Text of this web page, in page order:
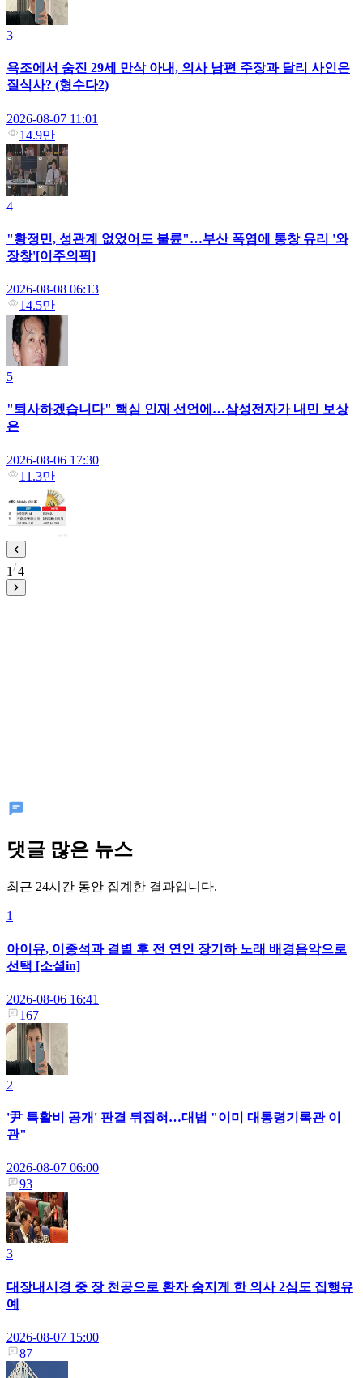
3
욕조에서 숨진 29세 만삭 아내, 의사 남편 주장과 달리 사인은
질식사? (형수다2)
2026-08-07 11:01
14.9만
4
"황정민, 성관계 없었어도 불륜"…부산 폭염에 통창 유리 '와
장창'[이주의픽]
2026-08-08 06:13
14.5만
5
"퇴사하겠습니다" 핵심 인재 선언에…삼성전자가 내민 보상
은
2026-08-06 17:30
11.3만
1 4
댓글 많은 뉴스
최근 24시간 동안 집계한 결과입니다.
1
아이유, 이종석과 결별 후 전 연인 장기하 노래 배경음악으로
선택 [소셜in]
2026-08-06 16:41
167
2
'尹 특활비 공개' 판결 뒤집혀…대법 "이미 대통령기록관 이
관"
2026-08-07 06:00
93
3
대장내시경 중 장 천공으로 환자 숨지게 한 의사 2심도 집행유
예
2026-08-07 15:00
87